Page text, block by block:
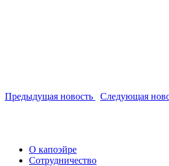
Предыдущая новость Следующая
О капоэйре
Сотрудничество